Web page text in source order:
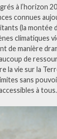
à l’horizon
connues
(la montée
climatiques
de manière
de
la vie sur la
sans
à tous.